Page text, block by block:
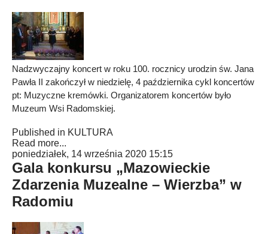
Nadzwyczajny koncert w roku 100. rocznicy urodzin św. Jana
Pawła II zakończył w niedzielę, 4 października cykl koncertów
pt: Muzyczne kremówki. Organizatorem koncertów było
Muzeum Wsi Radomskiej.
Published in KULTURA
Read more...
poniedziałek, 14 września 2020 15:15
Gala konkursu „Mazowieckie
Zdarzenia Muzealne – Wierzba” w
Radomiu